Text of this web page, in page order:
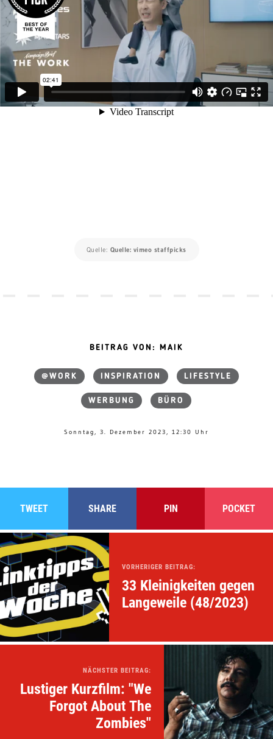
Quelle: Quelle: vimeo staffpicks
BEITRAG VON: MAIK
@WORK INSPIRATION LIFESTYLE
WERBUNG BÜRO
Sonntag, 3. Dezember 2023, 12:30 Uhr
TWEET SHARE PIN POCKET
VORHERIGER BEITRAG:
33 Kleinigkeiten gegen
Langeweile (48/2023)
NÄCHSTER BEITRAG:
Lustiger Kurzfilm: "We
Forgot About The
Zombies"